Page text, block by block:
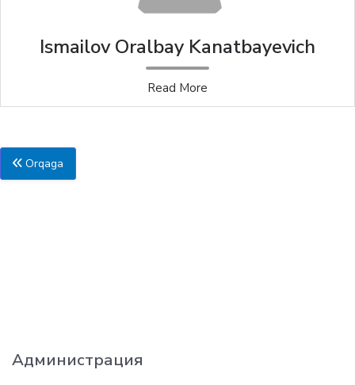
Ismailov Oralbay Kanatbayevich
Read More
Orqaga
Администрация